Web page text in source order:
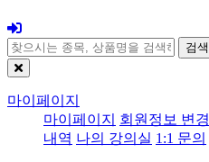
검색
마이페이지
마이페이지
회원정보 변경
내역 나의 강의실 1:1 문의